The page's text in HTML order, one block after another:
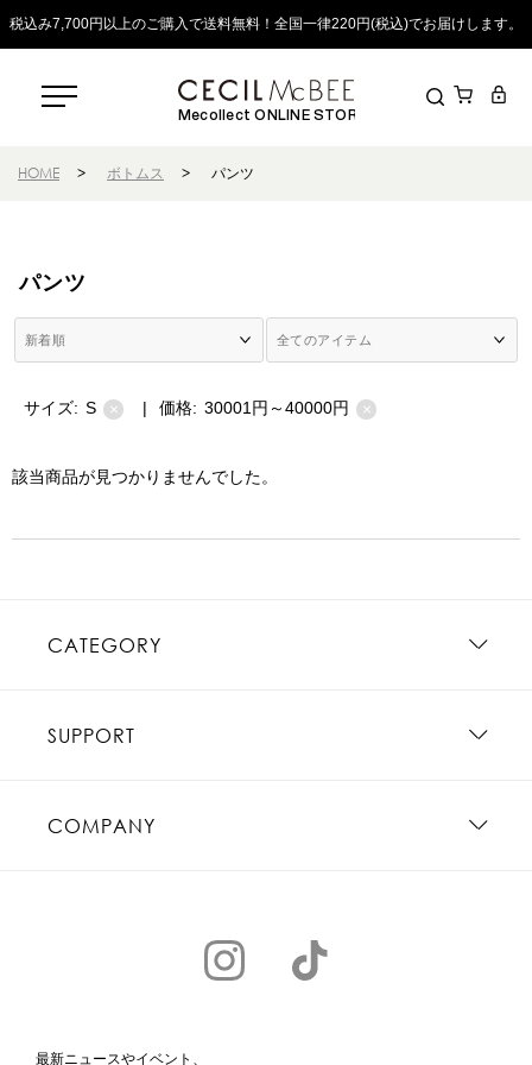
税込み7,700円以上のご購入で送料無料！全国一律220円(税込)でお届けします。
Mecollect ONLINE STORE
HOME > ボトムス > パンツ
パンツ
サイズ: S × | 価格: 30001円～40000円 ×
該当商品が見つかりませんでした。
CATEGORY
SUPPORT
COMPANY
最新ニュースやイベント、